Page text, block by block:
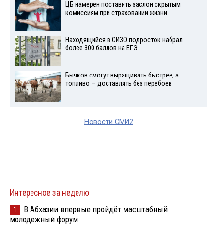
ЦБ намерен поставить заслон скрытым
комиссиям при страховании жизни
Находящийся в СИЗО подросток набрал
более 300 баллов на ЕГЭ
Бычков смогут выращивать быстрее, а
топливо — доставлять без перебоев
Новости СМИ2
Интересное за неделю
1
В Абхазии впервые пройдёт масштабный
молодёжный форум